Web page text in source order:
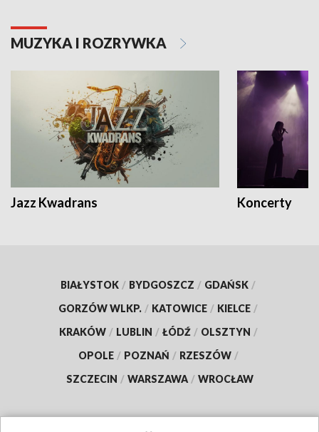
MUZYKA I ROZRYWKA
Jazz Kwadrans Koncerty
BIAŁYSTOK / BYDGOSZCZ / GDAŃSK /
GORZÓW WLKP. / KATOWICE / KIELCE /
KRAKÓW / LUBLIN / ŁÓDŹ / OLSZTYN /
OPOLE / POZNAŃ / RZESZÓW /
SZCZECIN / WARSZAWA / WROCŁAW